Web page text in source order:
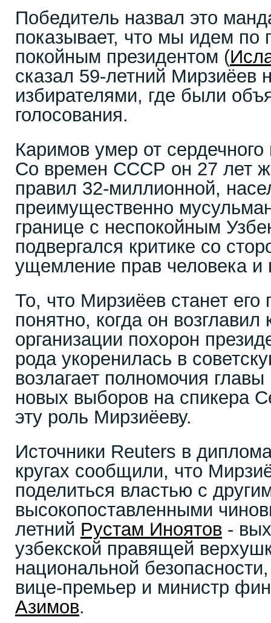
Победитель назвал это
показывает, что мы идем по
покойным президентом (
сказал 59-летний Мирзиёев
избирателями, где были
голосования.
Каримов умер от
Со времен СССР он 27 лет
правил 32-миллионной,
преимущественно
границе с неспокойным
подвергался критике со
ущемление прав человека и
То, что Мирзиёев станет
понятно, когда он
организации похорон
рода укоренилась в
возлагает полномочия главы
новых выборов на спикера
эту роль Мирзиёеву.
Источники Reuters в
кругах сообщили, что
поделиться властью с
высокопоставленными
летний Рустам Иноятов -
узбекской правящей
национальной
вице-премьер и министр
Азимов.